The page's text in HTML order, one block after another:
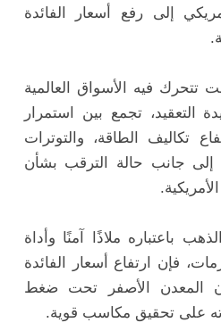
إلى رفع أسعار الفائدة
تتحرك فيه الأسواق العالمية
التعقيد، تجمع بين استمرار
تكاليف الطاقة، والتوترات
إلى جانب حالة الترقب بشأن
باعتباره ملاذًا آمنًا وأداة
فإن ارتفاع أسعار الفائدة
المعدن الأصفر تحت ضغط
على تحقيق مكاسب قوية.